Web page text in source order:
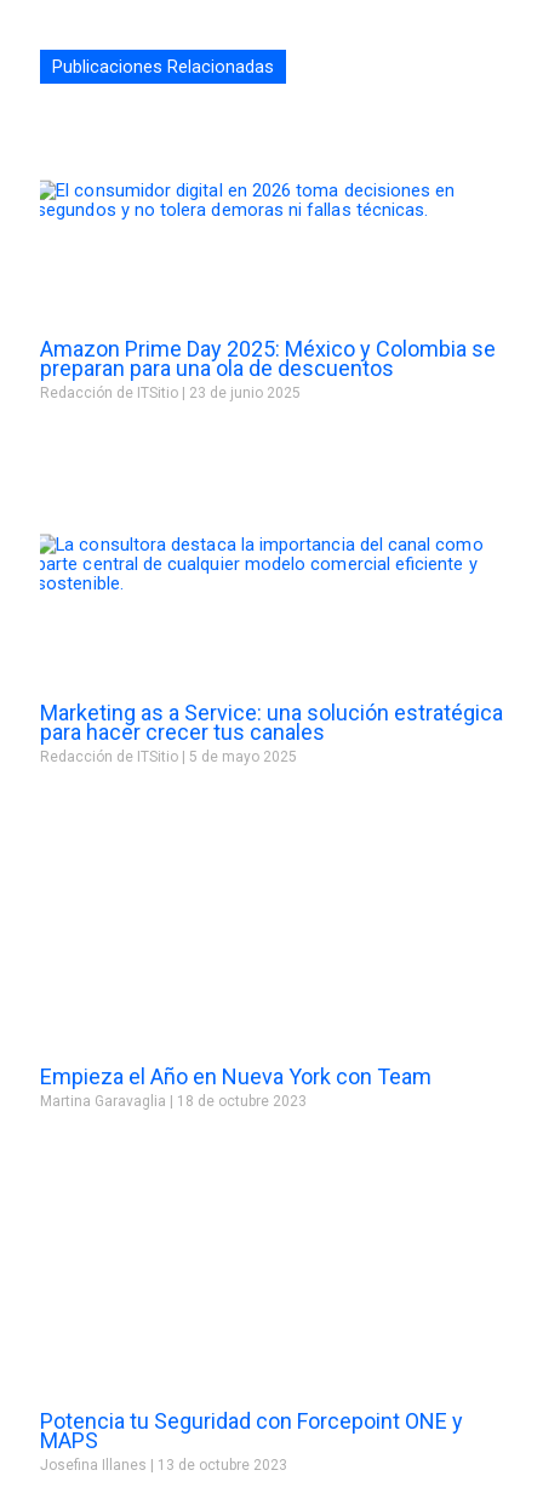
Publicaciones Relacionadas
Amazon Prime Day 2025: México y Colombia se
preparan para una ola de descuentos
Redacción de ITSitio 23 de junio 2025
Marketing as a Service: una solución estratégica
para hacer crecer tus canales
Redacción de ITSitio 5 de mayo 2025
Empieza el Año en Nueva York con Team
Martina Garavaglia 18 de octubre 2023
Potencia tu Seguridad con Forcepoint ONE y
MAPS
Josefina Illanes 13 de octubre 2023